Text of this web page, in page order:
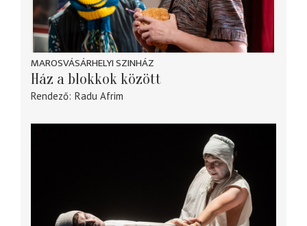
MAROSVÁSÁRHELYI SZINHÁZ
Ház a blokkok között
Rendező Radu Afrim